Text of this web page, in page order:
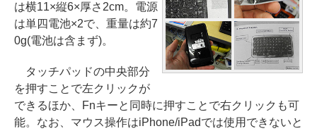
は横11×縦6×厚さ2cm。電源
は単四電池×2で、重量は約7
0g(電池は含まず)。
タッチパッドの中央部分
を押すことで左クリックが
できるほか、Fnキーと同時に押すことで右クリックも可
能。なお、マウス操作はiPhone/iPadでは使用できないと